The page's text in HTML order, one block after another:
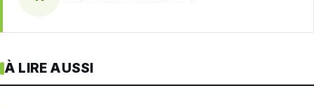
À LIRE AUSSI